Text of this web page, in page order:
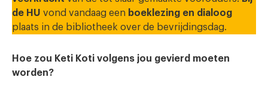
de HU vond vandaag een boeklezing en dialoog
plaats in de bibliotheek over de bevrijdingsdag.
Hoe zou Keti Koti volgens jou gevierd moeten
worden?